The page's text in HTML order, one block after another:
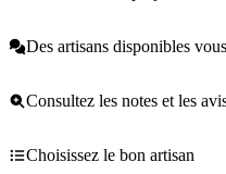
Des artisans disponibles
Consultez les notes et les
Choisissez le bon artisan